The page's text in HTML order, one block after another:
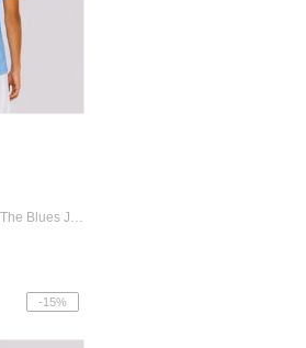
Camisa Manchester City The Blues Juvenil...
-15%